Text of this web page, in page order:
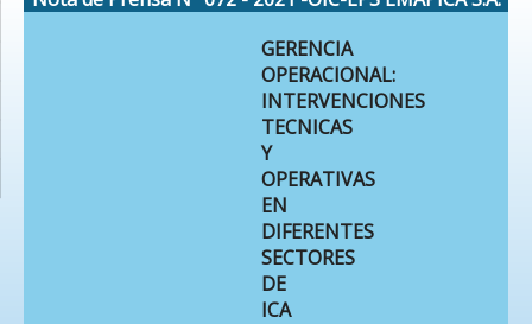
GERENCIA
OPERACIONAL:
INTERVENCIONES
TECNICAS
Y
OPERATIVAS
EN
DIFERENTES
SECTORES
DE
ICA